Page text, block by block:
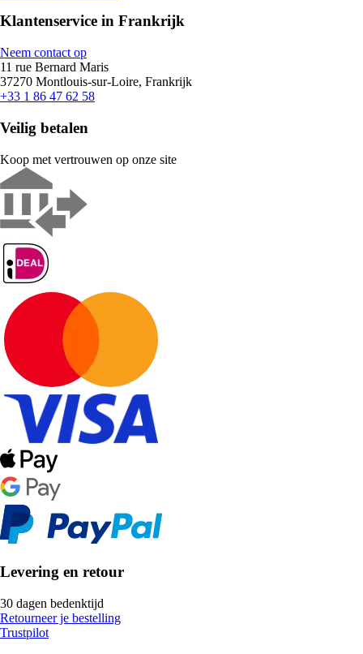
Klantenservice in Frankrijk
Neem contact op
11 rue Bernard Maris
37270 Montlouis-sur-Loire, Frankrijk
+33 1 86 47 62 58
Veilig betalen
Koop met vertrouwen op onze site
Levering en retour
30 dagen bedenktijd
Retourneer je bestelling
Trustpilot